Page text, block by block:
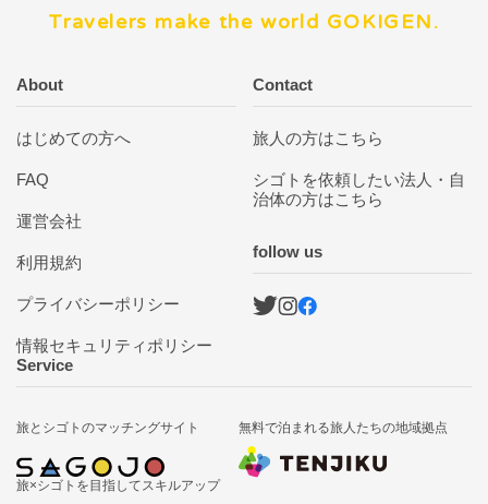
Travelers make the world GOKIGEN.
About
はじめての方へ
FAQ
運営会社
利用規約
プライバシーポリシー
情報セキュリティポリシー
Contact
旅人の方はこちら
シゴトを依頼したい法人・自
治体の方はこちら
follow us
Service
旅とシゴトのマッチングサイト 無料で泊まれる旅人たちの地域拠点
旅×シゴトを目指してスキルアップ